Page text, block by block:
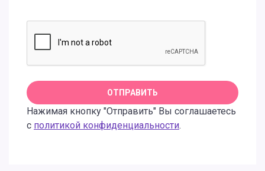
Нажимая кнопку "Отправить" Вы соглашаетесь
с политикой конфиденциальности.